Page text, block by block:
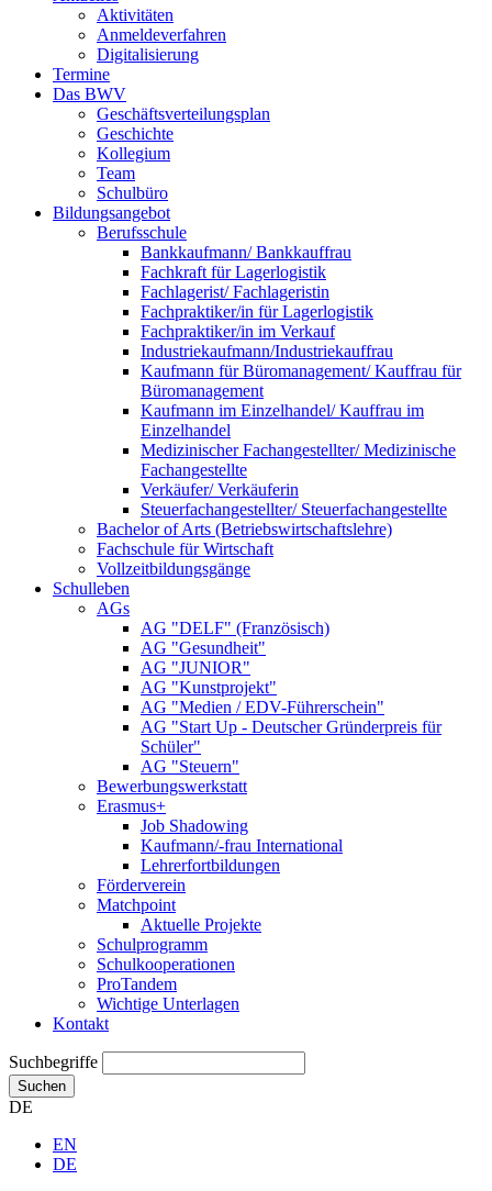
Aktivitäten
Anmeldeverfahren
Digitalisierung
Termine
Das BWV
Geschäftsverteilungsplan
Geschichte
Kollegium
Team
Schulbüro
Bildungsangebot
Berufsschule
Bankkaufmann/ Bankkauffrau
Fachkraft für Lagerlogistik
Fachlagerist/ Fachlageristin
Fachpraktiker/in für Lagerlogistik
Fachpraktiker/in im Verkauf
Industriekaufmann/Industriekauffrau
Kaufmann für Büromanagement/ Kauffrau für
Büromanagement
Kaufmann im Einzelhandel/ Kauffrau im
Einzelhandel
Medizinischer Fachangestellter/ Medizinische
Fachangestellte
Verkäufer/ Verkäuferin
Steuerfachangestellter/ Steuerfachangestellte
Bachelor of Arts (Betriebswirtschaftslehre)
Fachschule für Wirtschaft
Vollzeitbildungsgänge
Schulleben
AGs
AG "DELF" (Französisch)
AG "Gesundheit"
AG "JUNIOR"
AG "Kunstprojekt"
AG "Medien / EDV-Führerschein"
AG "Start Up - Deutscher Gründerpreis für
Schüler"
AG "Steuern"
Bewerbungswerkstatt
Erasmus+
Job Shadowing
Kaufmann/-frau International
Lehrerfortbildungen
Förderverein
Matchpoint
Aktuelle Projekte
Schulprogramm
Schulkooperationen
ProTandem
Wichtige Unterlagen
Kontakt
Suchbegriffe
Suchen
DE
EN
DE